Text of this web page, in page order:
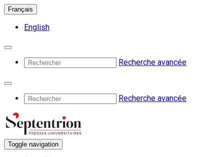
Français
English
Recherche avancée
Recherche avancée
Toggle navigation